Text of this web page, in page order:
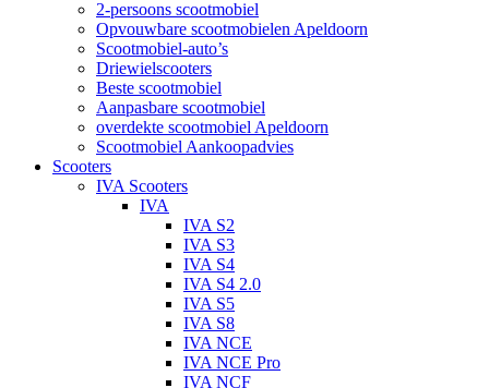
2-persoons scootmobiel
Opvouwbare scootmobielen Apeldoorn
Scootmobiel-auto’s
Driewielscooters
Beste scootmobiel
Aanpasbare scootmobiel
overdekte scootmobiel Apeldoorn
Scootmobiel Aankoopadvies
Scooters
IVA Scooters
IVA
IVA S2
IVA S3
IVA S4
IVA S4 2.0
IVA S5
IVA S8
IVA NCE
IVA NCE Pro
IVA NCF